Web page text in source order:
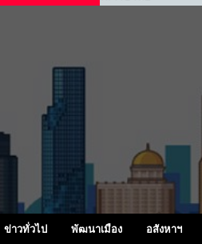
ประชาสงเคราะห์
ข่าวทั่วไป พัฒนาเมือง อสังหาฯ